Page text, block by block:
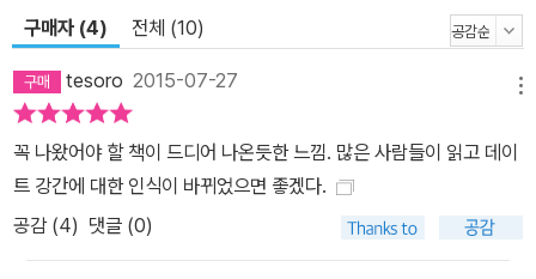
일이었어요. 적어도 제가 사는 세상에서는요." -폴라 직장동료에 의한
사실이다. 대인범죄 중 강간의 신고 비율은 원래 낮은 편에 속하지만
아는 사람에 의한 강간은 그중에서도 가장 낮은 신고율을 보이는 것
으로 알려져 있다. 이에 대해 많은 단체, 상담원, 연구자들은 "아는 사
람에 의한 강간은 여러 면에서 숨겨지고 있지만 오늘날 가장 흔한 형
태의 강간 범죄"라고 말한다. 강간은 극소수에게만 해당되는 일종의
정신병이 아니다 피해 여성들과 마찬가지로 남성들 또한 '데이트 성
구매자 (4) 전체 (10)
tesoro 2015-07-27
꼭 나왔어야 할 책이 드디어 나온듯한 느낌. 많은 사람들이 읽고 데이
트 강간에 대한 인식이 바뀌었으면 좋겠다.
공감 (4) 댓글 (0)